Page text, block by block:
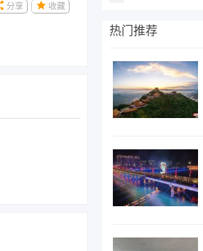
收藏
分享
热门推荐